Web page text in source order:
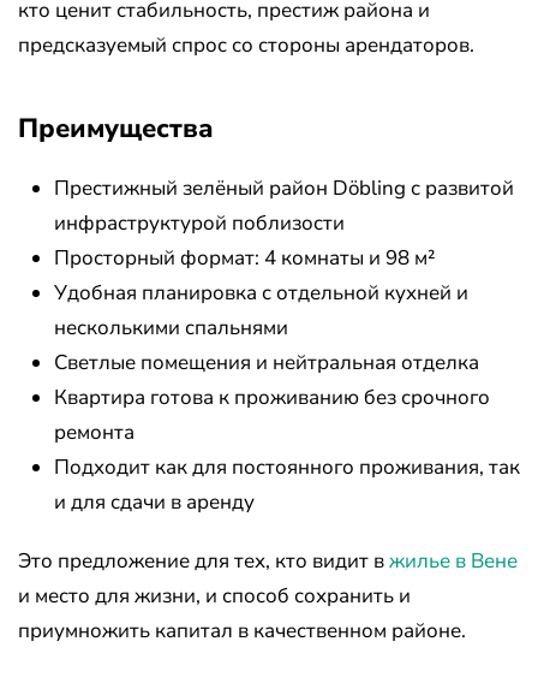
кто ценит стабильность, престиж района и
предсказуемый спрос со стороны арендаторов.
Преимущества
Престижный зелёный район Döbling с развитой
инфраструктурой поблизости
Просторный формат: 4 комнаты и 98 м²
Удобная планировка с отдельной кухней и
несколькими спальнями
Светлые помещения и нейтральная отделка
Квартира готова к проживанию без срочного
ремонта
Подходит как для постоянного проживания, так
и для сдачи в аренду
Это предложение для тех, кто видит вжилье в Вене
и место для жизни, и способ сохранить и
приумножить капитал в качественном районе.